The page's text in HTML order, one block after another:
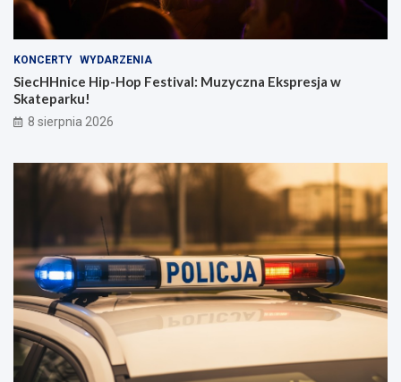
KONCERTY WYDARZENIA
SiecHHnice Hip-Hop Festival: Muzyczna Ekspresja w
Skateparku!
8 sierpnia 2026